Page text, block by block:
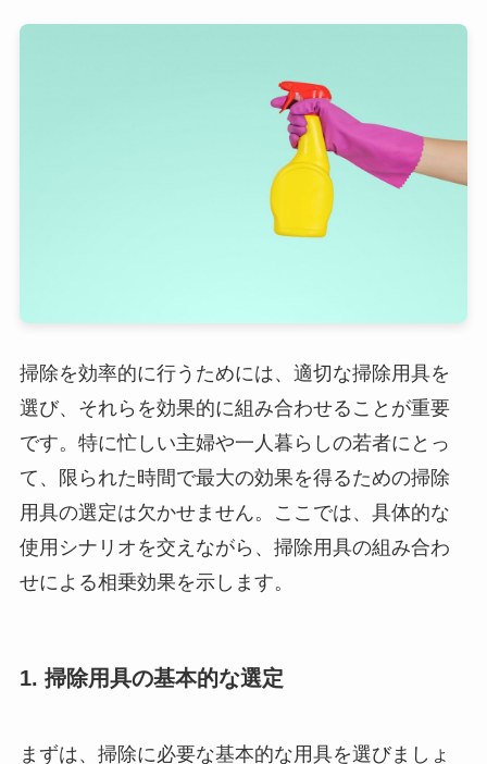
掃除を効率的に行うためには、適切な掃除用具を
選び、それらを効果的に組み合わせることが重要
です。特に忙しい主婦や一人暮らしの若者にとっ
て、限られた時間で最大の効果を得るための掃除
用具の選定は欠かせません。ここでは、具体的な
使用シナリオを交えながら、掃除用具の組み合わ
せによる相乗効果を示します。
1. 掃除用具の基本的な選定
まずは、掃除に必要な基本的な用具を選びましょ